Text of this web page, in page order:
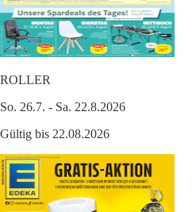
ROLLER
So. 26.7. - Sa. 22.8.2026
Gültig bis 22.08.2026